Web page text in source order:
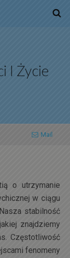
I Życie
Mail
o utrzymanie
w ciągu
Nasza stabilność
znajdziemy
Częstotliwość
fenomeny